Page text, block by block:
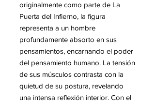
originalmente como parte de La
Puerta del Infierno, la figura
representa a un hombre
profundamente absorto en sus
pensamientos, encarnando el poder
del pensamiento humano. La tensión
de sus músculos contrasta con la
quietud de su postura, revelando
una intensa reflexión interior. Con el